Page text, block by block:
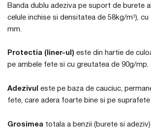
Banda dublu adeziva pe suport de burete
celule inchise si densitatea de 58kg/m³), cu
mm.
Protectia (liner-ul) este din hartie de
pe ambele fete si cu greutatea de 90g/mp.
Adezivul este pe baza de cauciuc,
fete, care adera foarte bine si pe suprafete
Grosimea totala a benzii (burete si